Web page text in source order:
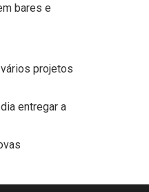
bares e
projetos
entregar a